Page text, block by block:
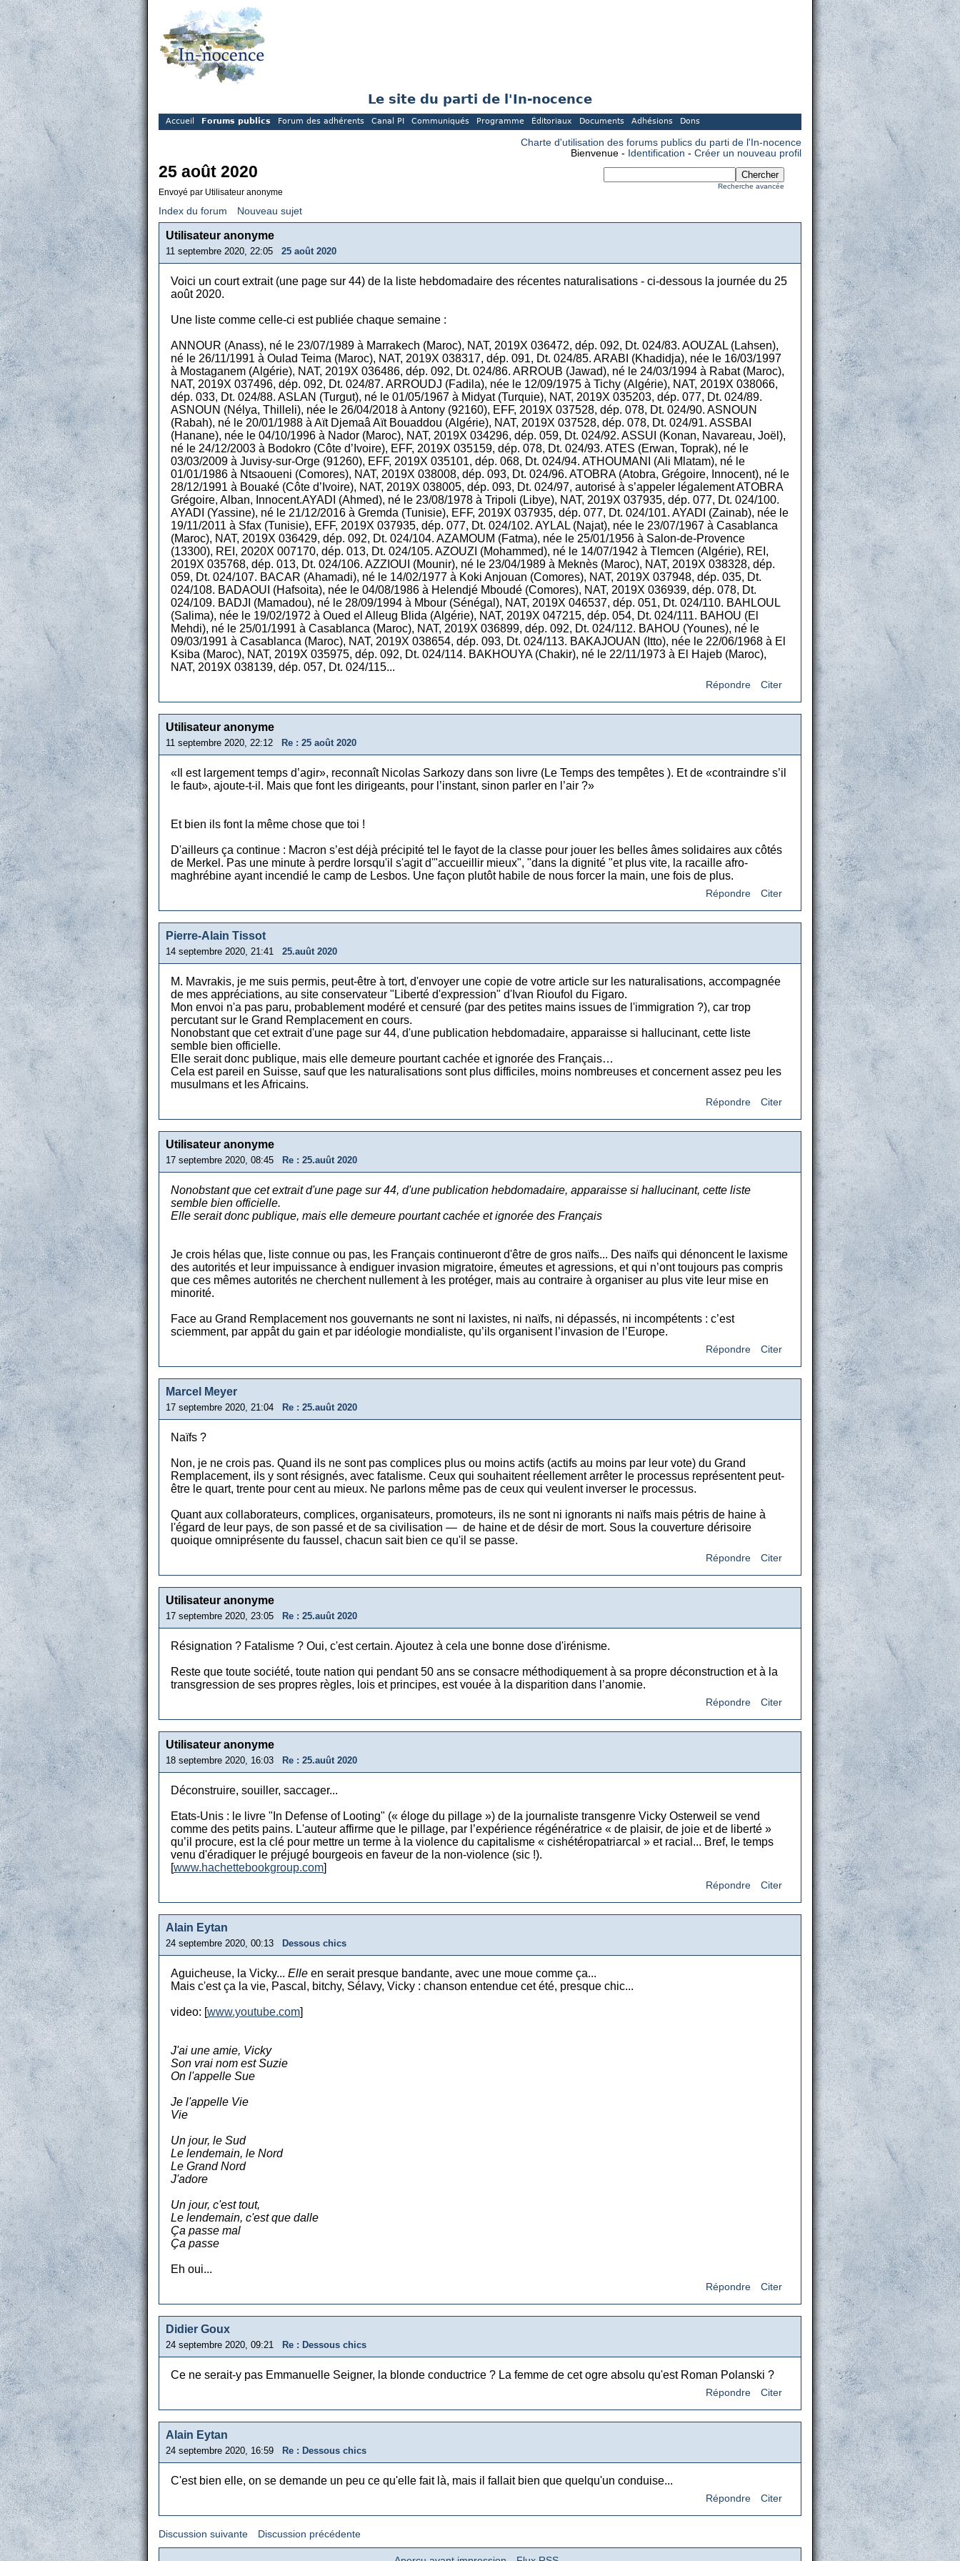
Le site du parti de l'In-nocence
Accueil Forums publics Forum des adhérents Canal PI Communiqués Programme Éditoriaux Documents Adhésions Dons
Charte d'utilisation des forums publics du parti de l'In-nocence
Bienvenue - Identification - Créer un nouveau profil
Recherche avancée
25 août 2020
Envoyé par Utilisateur anonyme
Index du forum Nouveau sujet
Utilisateur anonyme
11 septembre 2020, 22:05 25 août 2020
Voici un court extrait (une page sur 44) de la liste hebdomadaire des récentes naturalisations - ci-dessous la journée du 25
août 2020.
Une liste comme celle-ci est publiée chaque semaine :
ANNOUR (Anass), né le 23/07/1989 à Marrakech (Maroc), NAT, 2019X 036472, dép. 092, Dt. 024/83. AOUZAL (Lahsen),
né le 26/11/1991 à Oulad Teima (Maroc), NAT, 2019X 038317, dép. 091, Dt. 024/85. ARABI (Khadidja), née le 16/03/1997
à Mostaganem (Algérie), NAT, 2019X 036486, dép. 092, Dt. 024/86. ARROUB (Jawad), né le 24/03/1994 à Rabat (Maroc),
NAT, 2019X 037496, dép. 092, Dt. 024/87. ARROUDJ (Fadila), née le 12/09/1975 à Tichy (Algérie), NAT, 2019X 038066,
dép. 033, Dt. 024/88. ASLAN (Turgut), né le 01/05/1967 à Midyat (Turquie), NAT, 2019X 035203, dép. 077, Dt. 024/89.
ASNOUN (Nélya, Thilleli), née le 26/04/2018 à Antony (92160), EFF, 2019X 037528, dép. 078, Dt. 024/90. ASNOUN
(Rabah), né le 20/01/1988 à Aït Djemaâ Aït Bouaddou (Algérie), NAT, 2019X 037528, dép. 078, Dt. 024/91. ASSBAI
(Hanane), née le 04/10/1996 à Nador (Maroc), NAT, 2019X 034296, dép. 059, Dt. 024/92. ASSUI (Konan, Navareau, Joël),
né le 24/12/2003 à Bodokro (Côte d’Ivoire), EFF, 2019X 035159, dép. 078, Dt. 024/93. ATES (Erwan, Toprak), né le
03/03/2009 à Juvisy-sur-Orge (91260), EFF, 2019X 035101, dép. 068, Dt. 024/94. ATHOUMANI (Ali Mlatam), né le
01/01/1986 à Ntsaoueni (Comores), NAT, 2019X 038008, dép. 093, Dt. 024/96. ATOBRA (Atobra, Grégoire, Innocent), né le
28/12/1991 à Bouaké (Côte d’Ivoire), NAT, 2019X 038005, dép. 093, Dt. 024/97, autorisé à s’appeler légalement ATOBRA
Grégoire, Alban, Innocent.AYADI (Ahmed), né le 23/08/1978 à Tripoli (Libye), NAT, 2019X 037935, dép. 077, Dt. 024/100.
AYADI (Yassine), né le 21/12/2016 à Gremda (Tunisie), EFF, 2019X 037935, dép. 077, Dt. 024/101. AYADI (Zainab), née le
19/11/2011 à Sfax (Tunisie), EFF, 2019X 037935, dép. 077, Dt. 024/102. AYLAL (Najat), née le 23/07/1967 à Casablanca
(Maroc), NAT, 2019X 036429, dép. 092, Dt. 024/104. AZAMOUM (Fatma), née le 25/01/1956 à Salon-de-Provence
(13300), REI, 2020X 007170, dép. 013, Dt. 024/105. AZOUZI (Mohammed), né le 14/07/1942 à Tlemcen (Algérie), REI,
2019X 035768, dép. 013, Dt. 024/106. AZZIOUI (Mounir), né le 23/04/1989 à Meknès (Maroc), NAT, 2019X 038328, dép.
059, Dt. 024/107. BACAR (Ahamadi), né le 14/02/1977 à Koki Anjouan (Comores), NAT, 2019X 037948, dép. 035, Dt.
024/108. BADAOUI (Hafsoita), née le 04/08/1986 à Helendjé Mboudé (Comores), NAT, 2019X 036939, dép. 078, Dt.
024/109. BADJI (Mamadou), né le 28/09/1994 à Mbour (Sénégal), NAT, 2019X 046537, dép. 051, Dt. 024/110. BAHLOUL
(Salima), née le 19/02/1972 à Oued el Alleug Blida (Algérie), NAT, 2019X 047215, dép. 054, Dt. 024/111. BAHOU (El
Mehdi), né le 25/01/1991 à Casablanca (Maroc), NAT, 2019X 036899, dép. 092, Dt. 024/112. BAHOU (Younes), né le
09/03/1991 à Casablanca (Maroc), NAT, 2019X 038654, dép. 093, Dt. 024/113. BAKAJOUAN (Itto), née le 22/06/1968 à El
Ksiba (Maroc), NAT, 2019X 035975, dép. 092, Dt. 024/114. BAKHOUYA (Chakir), né le 22/11/1973 à El Hajeb (Maroc),
NAT, 2019X 038139, dép. 057, Dt. 024/115...
Répondre Citer
Utilisateur anonyme
11 septembre 2020, 22:12 Re : 25 août 2020
«Il est largement temps d’agir», reconnaît Nicolas Sarkozy dans son livre (Le Temps des tempêtes ). Et de «contraindre s’il
le faut», ajoute-t-il. Mais que font les dirigeants, pour l’instant, sinon parler en l’air ?»
Et bien ils font la même chose que toi !
D'ailleurs ça continue : Macron s’est déjà précipité tel le fayot de la classe pour jouer les belles âmes solidaires aux côtés
de Merkel. Pas une minute à perdre lorsqu'il s'agit d'"accueillir mieux", "dans la dignité "et plus vite, la racaille afro-
maghrébine ayant incendié le camp de Lesbos. Une façon plutôt habile de nous forcer la main, une fois de plus.
Répondre Citer
Pierre-Alain Tissot
14 septembre 2020, 21:41 25.auût 2020
M. Mavrakis, je me suis permis, peut-être à tort, d'envoyer une copie de votre article sur les naturalisations, accompagnée
de mes appréciations, au site conservateur "Liberté d'expression" d'Ivan Rioufol du Figaro.
Mon envoi n'a pas paru, probablement modéré et censuré (par des petites mains issues de l'immigration ?), car trop
percutant sur le Grand Remplacement en cours.
Nonobstant que cet extrait d'une page sur 44, d'une publication hebdomadaire, apparaisse si hallucinant, cette liste
semble bien officielle.
Elle serait donc publique, mais elle demeure pourtant cachée et ignorée des Français…
Cela est pareil en Suisse, sauf que les naturalisations sont plus difficiles, moins nombreuses et concernent assez peu les
musulmans et les Africains.
Répondre Citer
Utilisateur anonyme
17 septembre 2020, 08:45 Re : 25.auût 2020
Nonobstant que cet extrait d'une page sur 44, d'une publication hebdomadaire, apparaisse si hallucinant, cette liste
semble bien officielle.
Elle serait donc publique, mais elle demeure pourtant cachée et ignorée des Français
Je crois hélas que, liste connue ou pas, les Français continueront d'être de gros naïfs... Des naïfs qui dénoncent le laxisme
des autorités et leur impuissance à endiguer invasion migratoire, émeutes et agressions, et qui n’ont toujours pas compris
que ces mêmes autorités ne cherchent nullement à les protéger, mais au contraire à organiser au plus vite leur mise en
minorité.
Face au Grand Remplacement nos gouvernants ne sont ni laxistes, ni naïfs, ni dépassés, ni incompétents : c’est
sciemment, par appât du gain et par idéologie mondialiste, qu’ils organisent l’invasion de l’Europe.
Répondre Citer
Marcel Meyer
17 septembre 2020, 21:04 Re : 25.auût 2020
Naïfs ?
Non, je ne crois pas. Quand ils ne sont pas complices plus ou moins actifs (actifs au moins par leur vote) du Grand
Remplacement, ils y sont résignés, avec fatalisme. Ceux qui souhaitent réellement arrêter le processus représentent peut-
être le quart, trente pour cent au mieux. Ne parlons même pas de ceux qui veulent inverser le processus.
Quant aux collaborateurs, complices, organisateurs, promoteurs, ils ne sont ni ignorants ni naïfs mais pétris de haine à
l'égard de leur pays, de son passé et de sa civilisation — de haine et de désir de mort. Sous la couverture dérisoire
quoique omniprésente du faussel, chacun sait bien ce qu'il se passe.
Répondre Citer
Utilisateur anonyme
17 septembre 2020, 23:05 Re : 25.auût 2020
Résignation ? Fatalisme ? Oui, c'est certain. Ajoutez à cela une bonne dose d'irénisme.
Reste que toute société, toute nation qui pendant 50 ans se consacre méthodiquement à sa propre déconstruction et à la
transgression de ses propres règles, lois et principes, est vouée à la disparition dans l’anomie.
Répondre Citer
Utilisateur anonyme
18 septembre 2020, 16:03 Re : 25.auût 2020
Déconstruire, souiller, saccager...
Etats-Unis : le livre "In Defense of Looting" (« éloge du pillage ») de la journaliste transgenre Vicky Osterweil se vend
comme des petits pains. L'auteur affirme que le pillage, par l’expérience régénératrice « de plaisir, de joie et de liberté »
qu’il procure, est la clé pour mettre un terme à la violence du capitalisme « cishétéropatriarcal » et racial... Bref, le temps
venu d'éradiquer le préjugé bourgeois en faveur de la non-violence (sic !).
[www.hachettebookgroup.com]
Répondre Citer
Alain Eytan
24 septembre 2020, 00:13 Dessous chics
Aguicheuse, la Vicky... Elle en serait presque bandante, avec une moue comme ça...
Mais c'est ça la vie, Pascal, bitchy, Sélavy, Vicky : chanson entendue cet été, presque chic...
video: [www.youtube.com]
J'ai une amie, Vicky
Son vrai nom est Suzie
On l'appelle Sue
Je l'appelle Vie
Vie
Un jour, le Sud
Le lendemain, le Nord
Le Grand Nord
J'adore
Un jour, c'est tout,
Le lendemain, c'est que dalle
Ça passe mal
Ça passe
Eh oui...
Répondre Citer
Didier Goux
24 septembre 2020, 09:21 Re : Dessous chics
Ce ne serait-y pas Emmanuelle Seigner, la blonde conductrice ? La femme de cet ogre absolu qu'est Roman Polanski ?
Répondre Citer
Alain Eytan
24 septembre 2020, 16:59 Re : Dessous chics
C'est bien elle, on se demande un peu ce qu'elle fait là, mais il fallait bien que quelqu'un conduise...
Répondre Citer
Discussion suivante Discussion précédente